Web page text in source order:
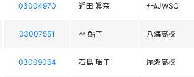
03004970 近田 眞奈 ﾁｰﾑJWSC
03007551 林 鮎子 八海高校
03009064 石島 瑶子 尾瀬高校